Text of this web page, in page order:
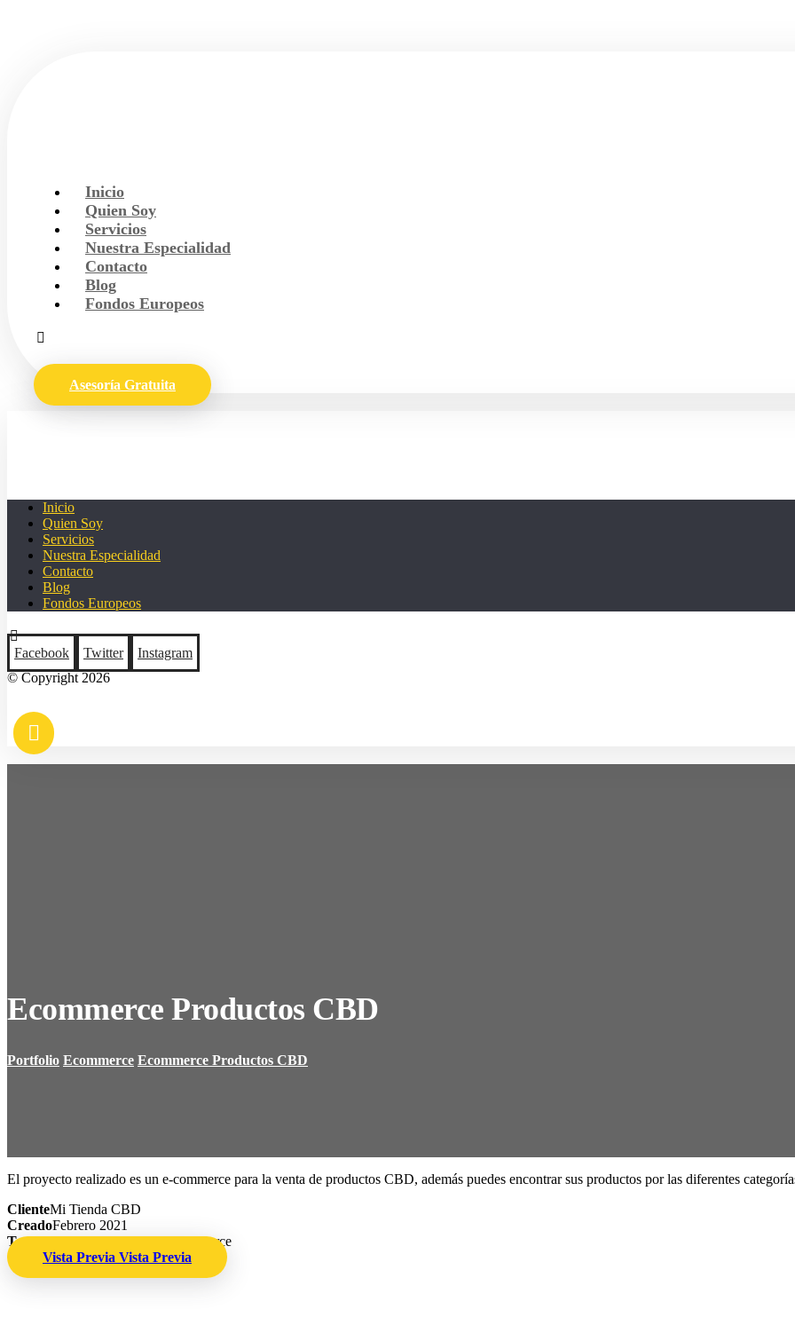
Inicio
Quien Soy
Servicios
Nuestra Especialidad
Contacto
Blog
Fondos Europeos
Asesoría Gratuita
Inicio
Quien Soy
Servicios
Nuestra Especialidad
Contacto
Blog
Fondos Europeos
Facebook Twitter
Instagram
© Copyright 2026
Ecommerce Productos CBD
Portfolio Ecommerce Ecommerce Productos CBD
El proyecto realizado es un e-commerce para la venta de productos CBD, además puedes encontrar sus productos por las diferentes
ClienteMi Tienda CBD
CreadoFebrero 2021
TecnologíaWordPress + Woocommerce
Vista Previa Vista Previa